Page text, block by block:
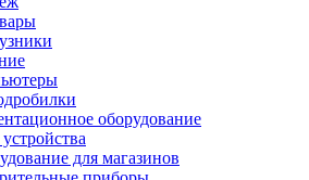
оборудование
для магазинов